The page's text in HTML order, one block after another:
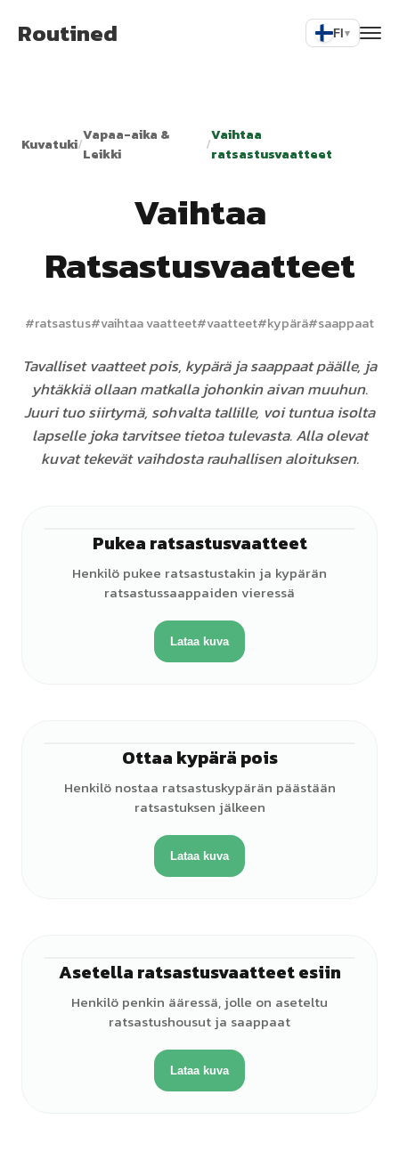
Routined FI▾
Kuvatuki/Vapaa-aika &
Leikki
/Vaihtaa
ratsastusvaatteet
Vaihtaa
Ratsastusvaatteet
#ratsastus#vaihtaa vaatteet#vaatteet#kypärä#saappaat
Tavalliset vaatteet pois, kypärä ja saappaat päälle, ja
yhtäkkiä ollaan matkalla johonkin aivan muuhun.
Juuri tuo siirtymä, sohvalta tallille, voi tuntua isolta
lapselle joka tarvitsee tietoa tulevasta. Alla olevat
kuvat tekevät vaihdosta rauhallisen aloituksen.
Pukea ratsastusvaatteet
Henkilö pukee ratsastustakin ja kypärän
ratsastussaappaiden vieressä
Lataa kuva
Ottaa kypärä pois
Henkilö nostaa ratsastuskypärän päästään
ratsastuksen jälkeen
Lataa kuva
♀
Asetella ratsastusvaatteet esiin
Henkilö penkin ääressä, jolle on aseteltu
ratsastushousut ja saappaat
Lataa kuva